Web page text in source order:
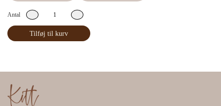
Stryg ved max 150 grader.
Vaskes med lignende farver.
Krymp: 5 %
• Komposition:
Antal
Tilføj til kurv